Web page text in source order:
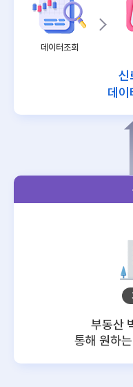
데이터조회
신
데이
부동산
통해 원하